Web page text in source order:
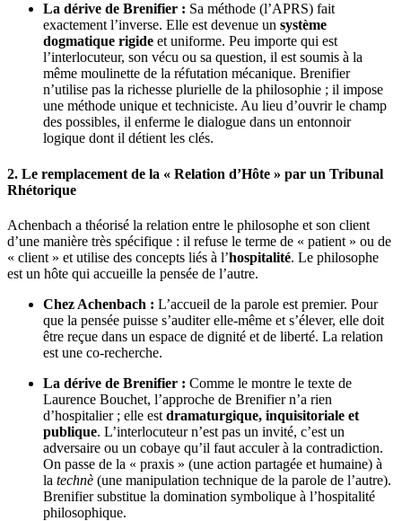
La dérive de Brenifier : Sa méthode (l’APRS) fait
exactement l’inverse. Elle est devenue un système
dogmatique rigide et uniforme. Peu importe qui est
l’interlocuteur, son vécu ou sa question, il est soumis à la
même moulinette de la réfutation mécanique. Brenifier
n’utilise pas la richesse plurielle de la philosophie ; il impose
une méthode unique et techniciste. Au lieu d’ouvrir le champ
des possibles, il enferme le dialogue dans un entonnoir
logique dont il détient les clés.
2. Le remplacement de la « Relation d’Hôte » par un Tribunal
Rhétorique
Achenbach a théorisé la relation entre le philosophe et son client
d’une manière très spécifique : il refuse le terme de « patient » ou de
« client » et utilise des concepts liés à l’hospitalité. Le philosophe
est un hôte qui accueille la pensée de l’autre.
Chez Achenbach : L’accueil de la parole est premier. Pour
que la pensée puisse s’auditer elle-même et s’élever, elle doit
être reçue dans un espace de dignité et de liberté. La relation
est une co-recherche.
La dérive de Brenifier : Comme le montre le texte de
Laurence Bouchet, l’approche de Brenifier n’a rien
d’hospitalier ; elle est dramaturgique, inquisitoriale et
publique. L’interlocuteur n’est pas un invité, c’est un
adversaire ou un cobaye qu’il faut acculer à la contradiction.
On passe de la « praxis » (une action partagée et humaine) à
la technè (une manipulation technique de la parole de l’autre).
Brenifier substitue la domination symbolique à l’hospitalité
philosophique.